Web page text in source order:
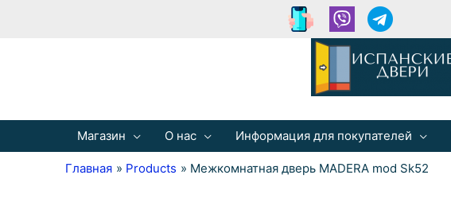
Магазин О нас Информация для покупателей
Главная Products Межкомнатная дверь MADERA mod Sk52